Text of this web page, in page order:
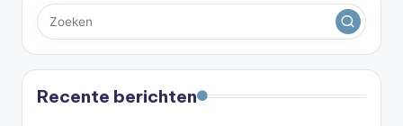
Recente berichten